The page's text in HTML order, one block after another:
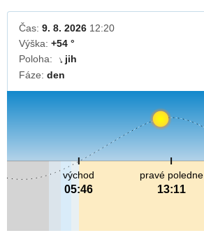
Čas: 9. 8. 2026 12:20
Výška: +54 °
Poloha:
↓ jih
Fáze: den
pravé poledne
13:11
východ
05:46